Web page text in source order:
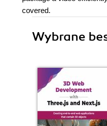
covered.
Wybrane